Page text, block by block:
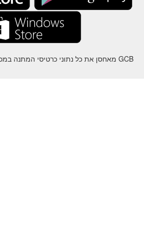
GCB מאחסן את כל נתוני כרטיסי המתנה במכשיר המקומי שלך בלבד.